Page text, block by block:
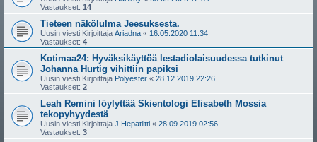
Vastaukset: 14
Tieteen näkölulma Jeesuksesta.
Uusin viesti Kirjoittaja Ariadna « 16.05.2020 11:34
Vastaukset: 4
Kotimaa24: Hyväksikäyttöä lestadiolaisuudessa tutkinut
Johanna Hurtig vihittiin papiksi
Uusin viesti Kirjoittaja Polyester « 28.12.2019 22:26
Vastaukset: 2
Leah Remini löylyttää Skientologi Elisabeth Mossia
tekopyhyydestä
Uusin viesti Kirjoittaja J Hepatiitti « 28.09.2019 02:56
Vastaukset: 3